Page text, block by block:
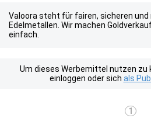
Valoora steht für fairen, sicheren
Edelmetallen. Wir machen
einfach.
Um dieses Werbemittel nutzen zu
einloggen oder sich als
1